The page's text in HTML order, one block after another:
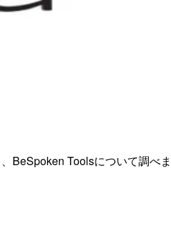
BeSpoken Toolsについて調べ